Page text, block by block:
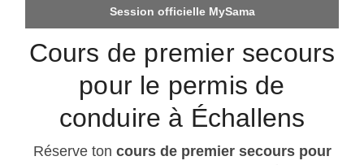
Session officielle MySama
Cours de premier secours
pour le permis de
conduire à Échallens
Réserve ton cours de premier secours pour